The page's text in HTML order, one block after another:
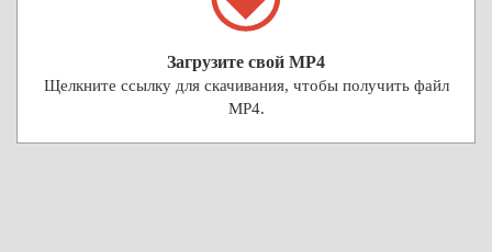
Загрузите свой MP4
Щелкните ссылку для скачивания, чтобы получить файл
MP4.